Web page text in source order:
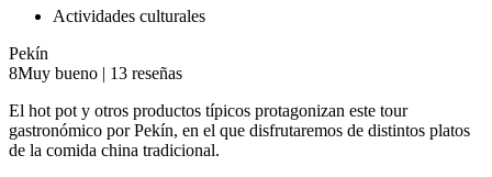
Actividades culturales
Pekín
8Muy bueno | 13 reseñas
El hot pot y otros productos típicos protagonizan este tour
gastronómico por Pekín, en el que disfrutaremos de distintos platos
de la comida china tradicional.